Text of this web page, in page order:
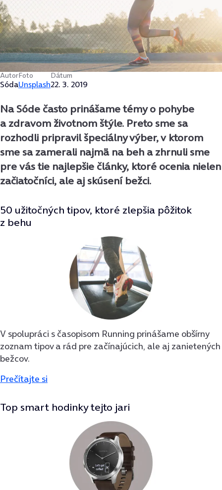
Autor
Sóda
Foto
Unsplash
Dátum
22. 3. 2019
Na Sóde často prinášame témy o pohybe
a zdravom životnom štýle. Preto sme sa
rozhodli pripravil špeciálny výber, v ktorom
sme sa zamerali najmä na beh a zhrnuli sme
pre vás tie najlepšie články, ktoré ocenia nielen
začiatočníci, ale aj skúsení bežci.
50 užitočných tipov, ktoré zlepšia pôžitok
z behu
V spolupráci s časopisom Running prinášame obšírny
zoznam tipov a rád pre začínajúcich, ale aj zanietených
bežcov.
Prečítajte si
Top smart hodinky tejto jari